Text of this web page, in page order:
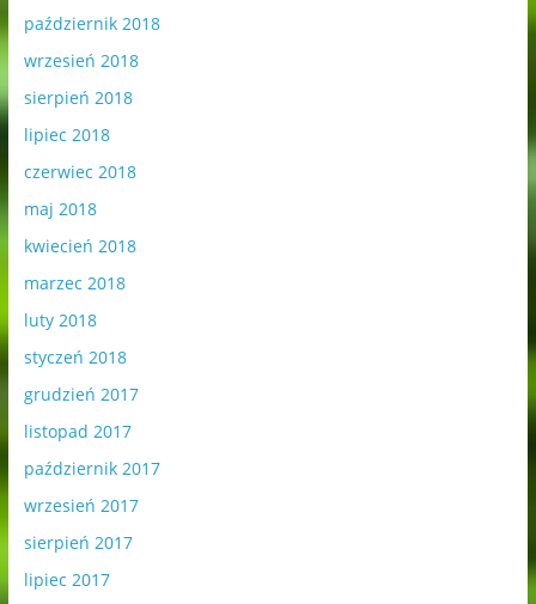
październik 2018
wrzesień 2018
sierpień 2018
lipiec 2018
czerwiec 2018
maj 2018
kwiecień 2018
marzec 2018
luty 2018
styczeń 2018
grudzień 2017
listopad 2017
październik 2017
wrzesień 2017
sierpień 2017
lipiec 2017